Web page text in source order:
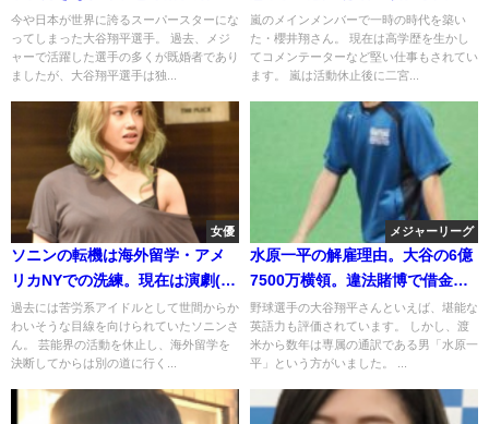
してる説
今や日本が世界に誇るスーパースターにな
ってしまった大谷翔平選手。 過去、メジ
ャーで活躍した選手の多くが既婚者であり
ましたが、大谷翔平選手は独...
佳と破局後
嵐のメインメンバーで一時の時代を築い
た・櫻井翔さん。 現在は高学歴を生かし
てコメンテーターなど堅い仕事もされてい
ます。 嵐は活動休止後に二宮...
女優
ソニンの転機は海外留学・アメ
リカNYでの洗練。現在は演劇(ﾐｭ
ｰｼﾞｶﾙ)で活躍
過去には苦労系アイドルとして世間からか
わいそうな目線を向けられていたソニンさ
ん。 芸能界の活動を休止し、海外留学を
決断してからは別の道に行く...
メジャーリーグ
水原一平の解雇理由。大谷の6億
7500万横領。違法賭博で借金。
現在の仕事
野球選手の大谷翔平さんといえば、堪能な
英語力も評価されています。 しかし、渡
米から数年は専属の通訳である男「水原一
平」という方がいました。 ...